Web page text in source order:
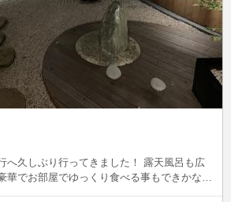
へ久しぶり行ってきました！ 露天風呂も広
華でお部屋でゆっくり食べる事もできかなり